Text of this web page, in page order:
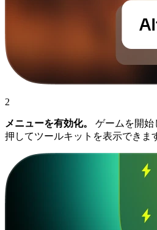
2
メニューを有効化。
ゲームを開始
押してツールキットを表示できま